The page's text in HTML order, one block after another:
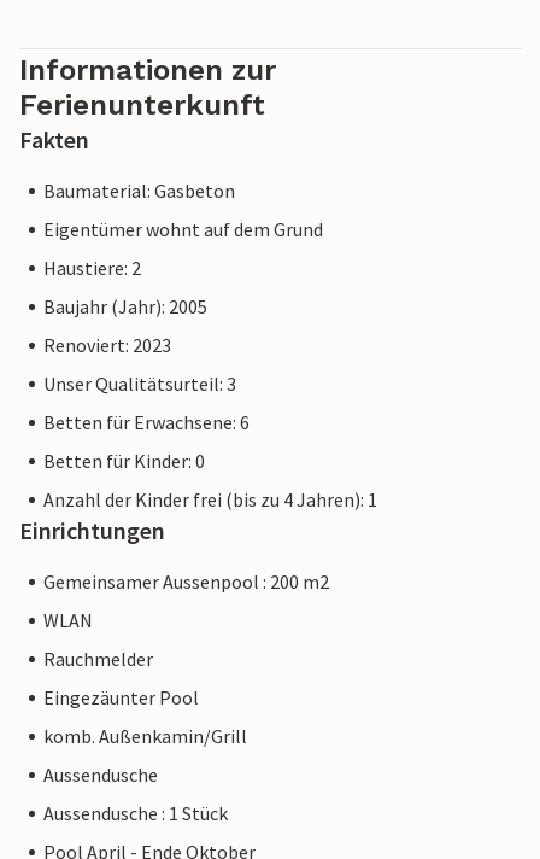
Informationen zur
Ferienunterkunft
Fakten
Baumaterial: Gasbeton
Eigentümer wohnt auf dem Grund
Haustiere: 2
Baujahr (Jahr): 2005
Renoviert: 2023
Unser Qualitätsurteil: 3
Betten für Erwachsene: 6
Betten für Kinder: 0
Anzahl der Kinder frei (bis zu 4 Jahren): 1
Einrichtungen
Gemeinsamer Aussenpool : 200 m2
WLAN
Rauchmelder
Eingezäunter Pool
komb. Außenkamin/Grill
Aussendusche
Aussendusche : 1 Stück
Pool April - Ende Oktober